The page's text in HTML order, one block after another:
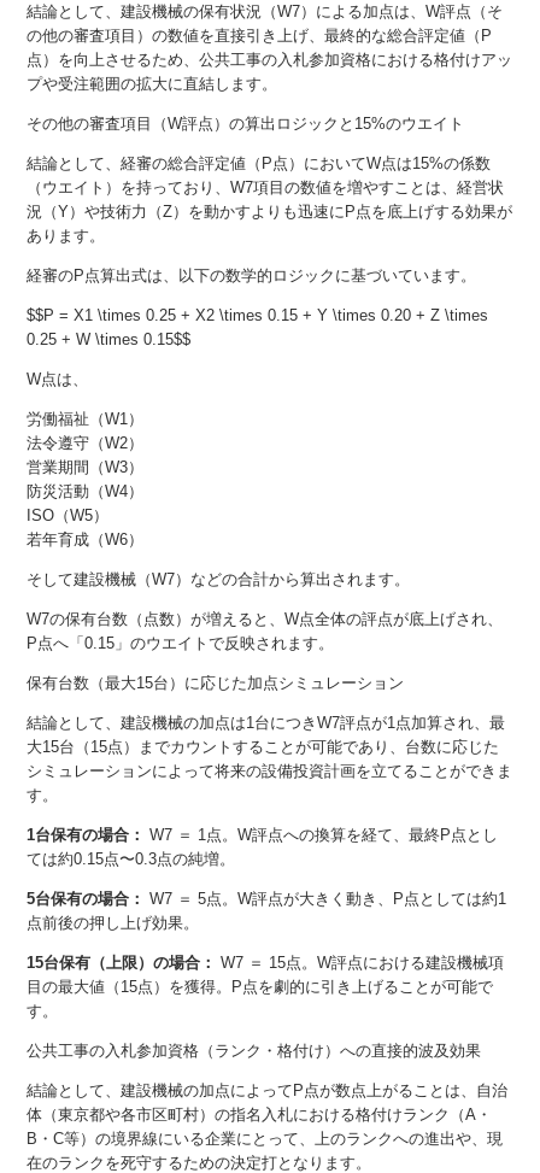
結論として、建設機械の保有状況（W7）による加点は、W評点（そ
の他の審査項目）の数値を直接引き上げ、最終的な総合評定値（P
点）を向上させるため、公共工事の入札参加資格における格付けアッ
プや受注範囲の拡大に直結します。
その他の審査項目（W評点）の算出ロジックと15%のウエイト
結論として、経審の総合評定値（P点）においてW点は15%の係数
（ウエイト）を持っており、W7項目の数値を増やすことは、経営状
況（Y）や技術力（Z）を動かすよりも迅速にP点を底上げする効果が
あります。
経審のP点算出式は、以下の数学的ロジックに基づいています。
$$P = X1 \times 0.25 + X2 \times 0.15 + Y \times 0.20 + Z \times
0.25 + W \times 0.15$$
W点は、
労働福祉（W1）
法令遵守（W2）
営業期間（W3）
防災活動（W4）
ISO（W5）
若年育成（W6）
そして建設機械（W7）などの合計から算出されます。
W7の保有台数（点数）が増えると、W点全体の評点が底上げされ、
P点へ「0.15」のウエイトで反映されます。
保有台数（最大15台）に応じた加点シミュレーション
結論として、建設機械の加点は1台につきW7評点が1点加算され、最
大15台（15点）までカウントすることが可能であり、台数に応じた
シミュレーションによって将来の設備投資計画を立てることができま
す。
1台保有の場合： W7 ＝ 1点。W評点への換算を経て、最終P点とし
ては約0.15点〜0.3点の純増。
5台保有の場合： W7 ＝ 5点。W評点が大きく動き、P点としては約1
点前後の押し上げ効果。
15台保有（上限）の場合： W7 ＝ 15点。W評点における建設機械項
目の最大値（15点）を獲得。P点を劇的に引き上げることが可能で
す。
公共工事の入札参加資格（ランク・格付け）への直接的波及効果
結論として、建設機械の加点によってP点が数点上がることは、自治
体（東京都や各市区町村）の指名入札における格付けランク（A・
B・C等）の境界線にいる企業にとって、上のランクへの進出や、現
在のランクを死守するための決定打となります。